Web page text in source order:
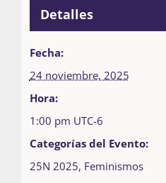
Detalles
Fecha:
24 noviembre, 2025
Hora:
1:00 pm UTC-6
Categorías del Evento:
25N 2025, Feminismos